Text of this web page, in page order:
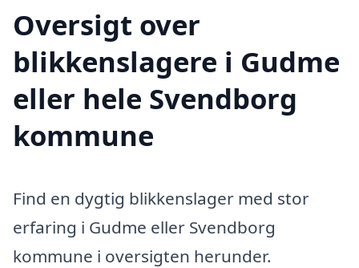
Oversigt over
blikkenslagere i Gudme
eller hele Svendborg
kommune
Find en dygtig blikkenslager med stor
erfaring i Gudme eller Svendborg
kommune i oversigten herunder.